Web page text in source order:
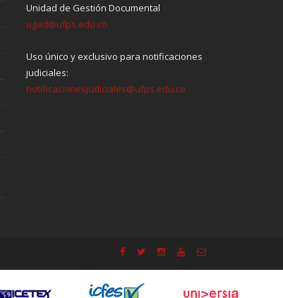
Unidad de Gestión Documental
ugad@ufps.edu.co
Uso único y exclusivo para notificaciones
judiciales:
notificacionesjudiciales@ufps.edu.co